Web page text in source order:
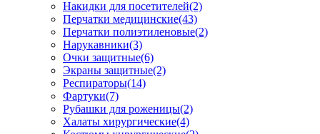
Накидки для посетителей(2)
Перчатки медицинские(43)
Перчатки полиэтиленовые(2)
Нарукавники(3)
Очки защитные(6)
Экраны защитные(2)
Рeспираторы(14)
Фартуки(7)
Рубашки для роженицы(2)
Халаты хирургические(4)